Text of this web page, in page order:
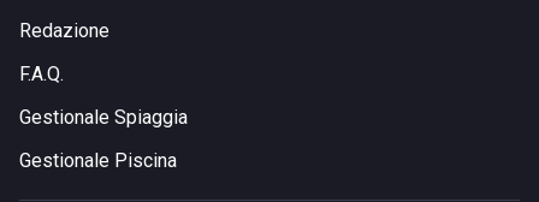
Redazione
F.A.Q.
Gestionale Spiaggia
Gestionale Piscina